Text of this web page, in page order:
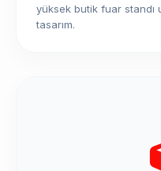
yüksek butik fuar standı
tasarım.